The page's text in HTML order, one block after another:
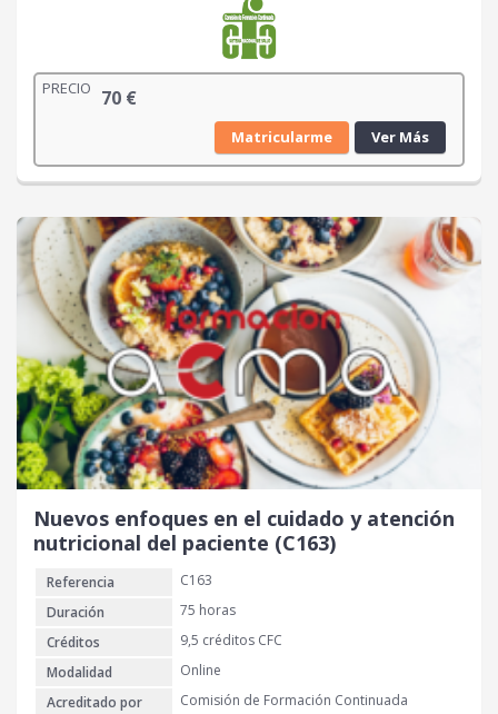
PRECIO 70 €
Matricularme Ver Más
Nuevos enfoques en el cuidado y atención
nutricional del paciente (C163)
Referencia
C163
Duración
75 horas
Créditos
9,5 créditos CFC
Modalidad
Online
Acreditado por
Comisión de Formación Continuada